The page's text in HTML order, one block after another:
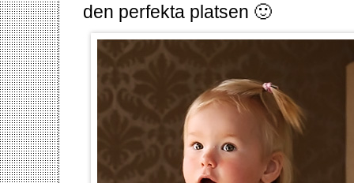
den perfekta platsen 🙂